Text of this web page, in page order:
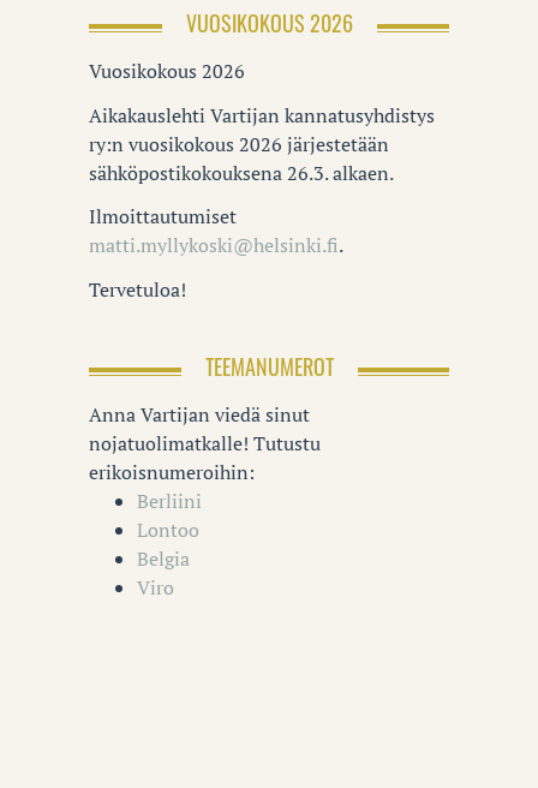
VUOSIKOKOUS 2026
Vuosikokous 2026
Aikakauslehti Vartijan kannatusyhdistys
ry:n vuosikokous 2026 järjestetään
sähköpostikokouksena 26.3. alkaen.
Ilmoittautumiset
matti.myllykoski@helsinki.fi.
Tervetuloa!
TEEMANUMEROT
Anna Vartijan viedä sinut
nojatuolimatkalle! Tutustu
erikoisnumeroihin:
Berliini
Lontoo
Belgia
Viro